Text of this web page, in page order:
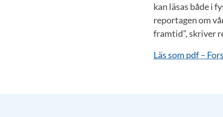
kan läsas både i
reportagen om
framtid”, skriver
Läs som pdf –